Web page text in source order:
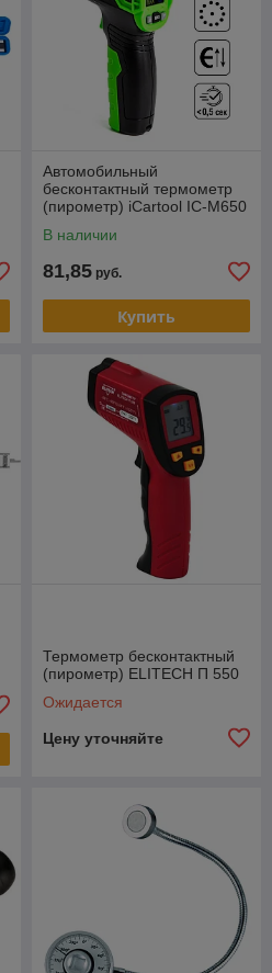
Автомобильный
бесконтактный термометр
(пирометр) iCartool IC-M650
В наличии
81,85 руб.
Купить
Термометр бесконтактный
(пирометр) ELITECH П 550
Ожидается
Цену уточняйте